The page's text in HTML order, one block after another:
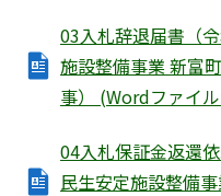
03入札辞退届書（
施設整備事業 新富
事） (Wordファイ
04入札保証金返還
民生安定施設整備